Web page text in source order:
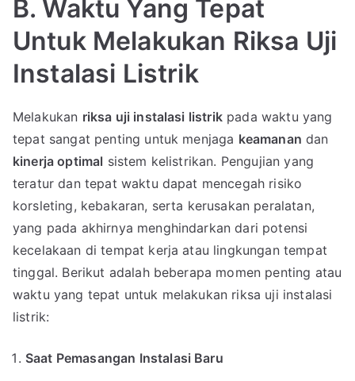
B. Waktu Yang Tepat
Untuk Melakukan Riksa Uji
Instalasi Listrik
Melakukan riksa uji instalasi listrikpada waktu yang
tepat sangat penting untuk menjaga keamanan dan
kinerja optimal sistem kelistrikan. Pengujian yang
teratur dan tepat waktu dapat mencegah risiko
korsleting, kebakaran, serta kerusakan peralatan,
yang pada akhirnya menghindarkan dari potensi
kecelakaan di tempat kerja atau lingkungan tempat
tinggal. Berikut adalah beberapa momen penting atau
waktu yang tepat untuk melakukan riksa uji instalasi
listrik:
Saat Pemasangan Instalasi Baru